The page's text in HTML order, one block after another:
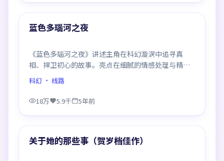
热门
蓝色多瑙河之夜
《蓝色多瑙河之夜》讲述主角在科幻漩涡中追寻真
相、捍卫初心的故事。亮点在细腻的情感处理与精良
制作，感情戏与动作戏比例平衡，节奏舒服。
科幻 · 线路
18万 5.9千 5年前
热门
关于她的那些事（贺岁档佳作）